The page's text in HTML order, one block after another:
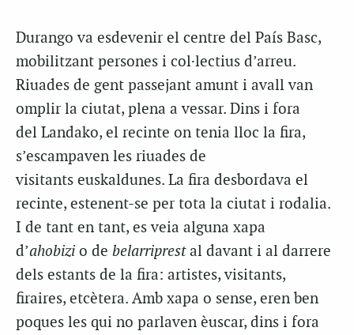
Durango va esdevenir el centre del País Basc,
mobilitzant persones i col·lectius d’arreu.
Riuades de gent passejant amunt i avall van
omplir la ciutat, plena a vessar. Dins i fora
del Landako, el recinte on tenia lloc la fira,
s’escampaven les riuades de
visitants euskaldunes. La fira desbordava el
recinte, estenent-se per tota la ciutat i rodalia.
I de tant en tant, es veia alguna xapa
d’ahobizi o de belarriprestal davant i al darrere
dels estants de la fira: artistes, visitants,
firaires, etcètera. Amb xapa o sense, eren ben
poques les qui no parlaven èuscar, dins i fora